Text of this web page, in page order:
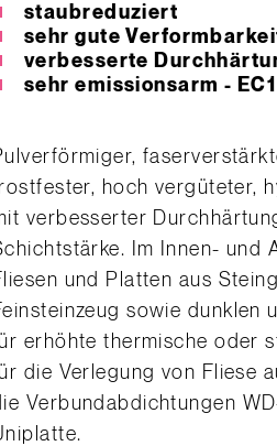
staubreduziert
sehr gute
verbesserte
sehr emissionsarm -
hoch vergüteter,
verbesserter
Im Innen- und
und Platten aus
sowie dunklen
erhöhte thermische oder
die Verlegung von Fliese
Verbundabdichtungen